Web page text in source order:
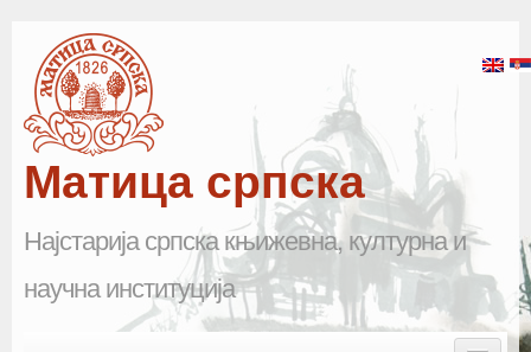
Матица српска
Најстарија српска књижевна, културна и
научна институција